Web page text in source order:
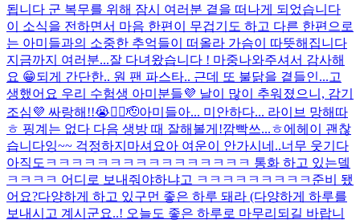
됩니다 군 복무를 위해 잠시 여러분 곁을 떠나게 되었습니다
이 소식을 전하면서 마음 한편이 무겁기도 하고 다른 한편으로
는 아미들과의 소중한 추억들이 떠올라 가슴이 따뜻해집니다
지금까지 여러분...잘 다녀왔습니다 ! 마중나와주셔서 감사해
요 😁되게 간단한.. 원 팬 파스타.. 근데 또 불닭을 곁들인...고
생했어요 우리 수험생 아미분들💜 날이 많이 추워졌으니, 감기
조심💜 싸랑해!!😭❤️‍🔥🫡아미들아... 미안하다... 라이브 망해따
ㅎ 핑계는 없다 다음 생방 때 잘해볼게!깜빡쓰...ㅎ에헤이 괜찮
습니다잉~~ 걱정하지마셔요아 여운이 안가시네..너무 웃기다
아직도 ㅋㅋㅋㅋㅋㅋㅋㅋㅋㅋㅋㅋ ㅋㅋㅋㅋ 통화 하고 있는뎈
ㅋㅋㅋㅋ 어디로 보내줘야하냐고 ㅋㅋㅋㅋㅋㅋㅋㅋㅋ 준비 됐
어요?다양하게 하고 있구먼 좋은 하루 돼라 (다양하게 하루를
보내시고 계시군요..! 오늘도 좋은 하루로 마무리되길 바랍니